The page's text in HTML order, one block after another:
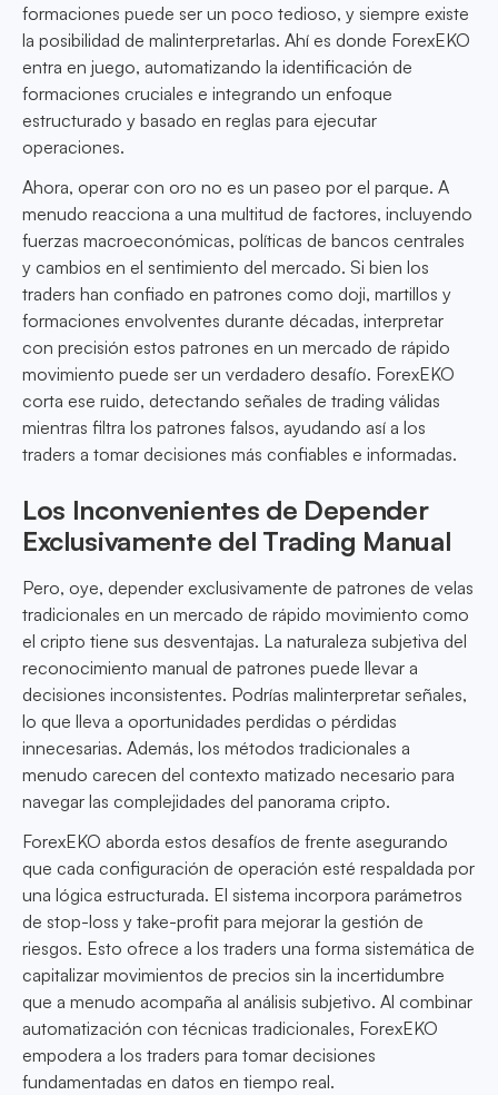
formaciones puede ser un poco tedioso, y siempre existe
la posibilidad de malinterpretarlas. Ahí es donde ForexEKO
entra en juego, automatizando la identificación de
formaciones cruciales e integrando un enfoque
estructurado y basado en reglas para ejecutar
operaciones.
Ahora, operar con oro no es un paseo por el parque. A
menudo reacciona a una multitud de factores, incluyendo
fuerzas macroeconómicas, políticas de bancos centrales
y cambios en el sentimiento del mercado. Si bien los
traders han confiado en patrones como doji, martillos y
formaciones envolventes durante décadas, interpretar
con precisión estos patrones en un mercado de rápido
movimiento puede ser un verdadero desafío. ForexEKO
corta ese ruido, detectando señales de trading válidas
mientras filtra los patrones falsos, ayudando así a los
traders a tomar decisiones más confiables e informadas.
Los Inconvenientes de Depender
Exclusivamente del Trading Manual
Pero, oye, depender exclusivamente de patrones de velas
tradicionales en un mercado de rápido movimiento como
el cripto tiene sus desventajas. La naturaleza subjetiva del
reconocimiento manual de patrones puede llevar a
decisiones inconsistentes. Podrías malinterpretar señales,
lo que lleva a oportunidades perdidas o pérdidas
innecesarias. Además, los métodos tradicionales a
menudo carecen del contexto matizado necesario para
navegar las complejidades del panorama cripto.
ForexEKO aborda estos desafíos de frente asegurando
que cada configuración de operación esté respaldada por
una lógica estructurada. El sistema incorpora parámetros
de stop-loss y take-profit para mejorar la gestión de
riesgos. Esto ofrece a los traders una forma sistemática de
capitalizar movimientos de precios sin la incertidumbre
que a menudo acompaña al análisis subjetivo. Al combinar
automatización con técnicas tradicionales, ForexEKO
empodera a los traders para tomar decisiones
fundamentadas en datos en tiempo real.